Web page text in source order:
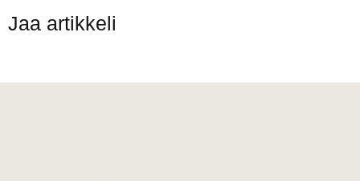
Jaa artikkeli